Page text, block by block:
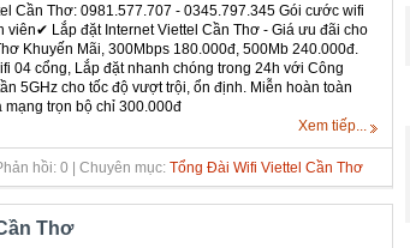
Cần Thơ: 0981.577.707 - 0345.797.345 Gói cước wifi
viên✔ Lắp đặt Internet Viettel Cần Thơ - Giá ưu đãi cho
Khuyến Mãi, 300Mbps 180.000đ, 500Mb 240.000đ.
04 cổng, Lắp đặt nhanh chóng trong 24h với Công
5GHz cho tốc độ vượt trội, ổn định. Miễn hoàn toàn
mạng trọn bộ chỉ 300.000đ
Xem tiếp...
hồi: 0 | Chuyên mục: Tổng Đài Wifi Viettel Cần Thơ
Thơ